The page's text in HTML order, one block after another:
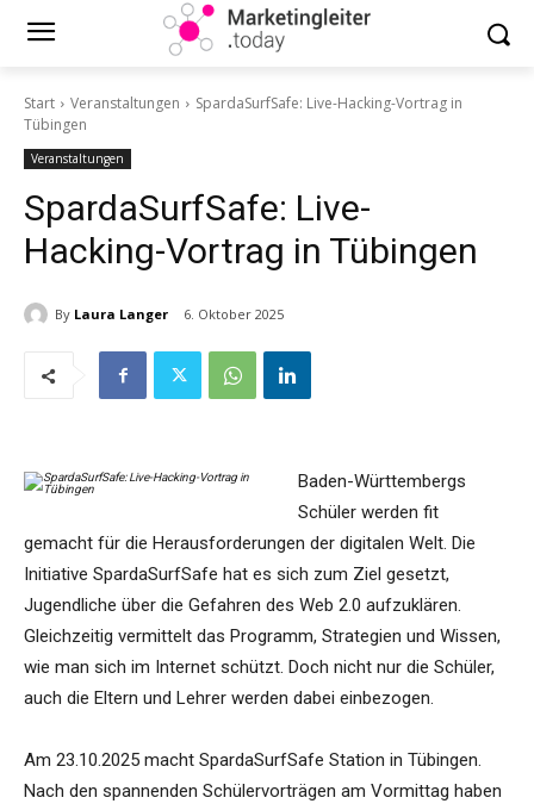
Start Veranstaltungen
SpardaSurfSafe: Live-Hacking-Vortrag in
Tübingen
Veranstaltungen
SpardaSurfSafe: Live-
Hacking-Vortrag in Tübingen
By Laura Langer 6. Oktober 2025
Baden-Württembergs
Schüler werden fit
gemacht für die Herausforderungen der digitalen Welt. Die
Initiative SpardaSurfSafe hat es sich zum Ziel gesetzt,
Jugendliche über die Gefahren des Web 2.0 aufzuklären.
Gleichzeitig vermittelt das Programm, Strategien und Wissen,
wie man sich im Internet schützt. Doch nicht nur die Schüler,
auch die Eltern und Lehrer werden dabei einbezogen.
Am 23.10.2025 macht SpardaSurfSafe Station in Tübingen.
Nach den spannenden Schülervorträgen am Vormittag haben